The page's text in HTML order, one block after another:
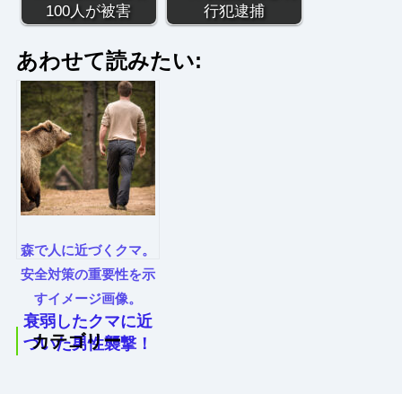
100人が被害
行犯逮捕
あわせて読みたい:
森で人に近づくクマ。
安全対策の重要性を示
すイメージ画像。
衰弱したクマに近
づいた男性襲撃！
カテゴリー